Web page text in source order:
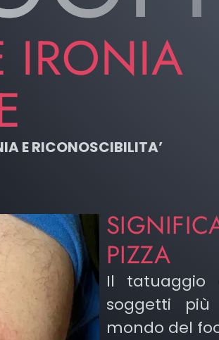
IRONIA
E RICONOSCIBILITA’
PIZZA
Il tatuaggio
soggetti
mondo del